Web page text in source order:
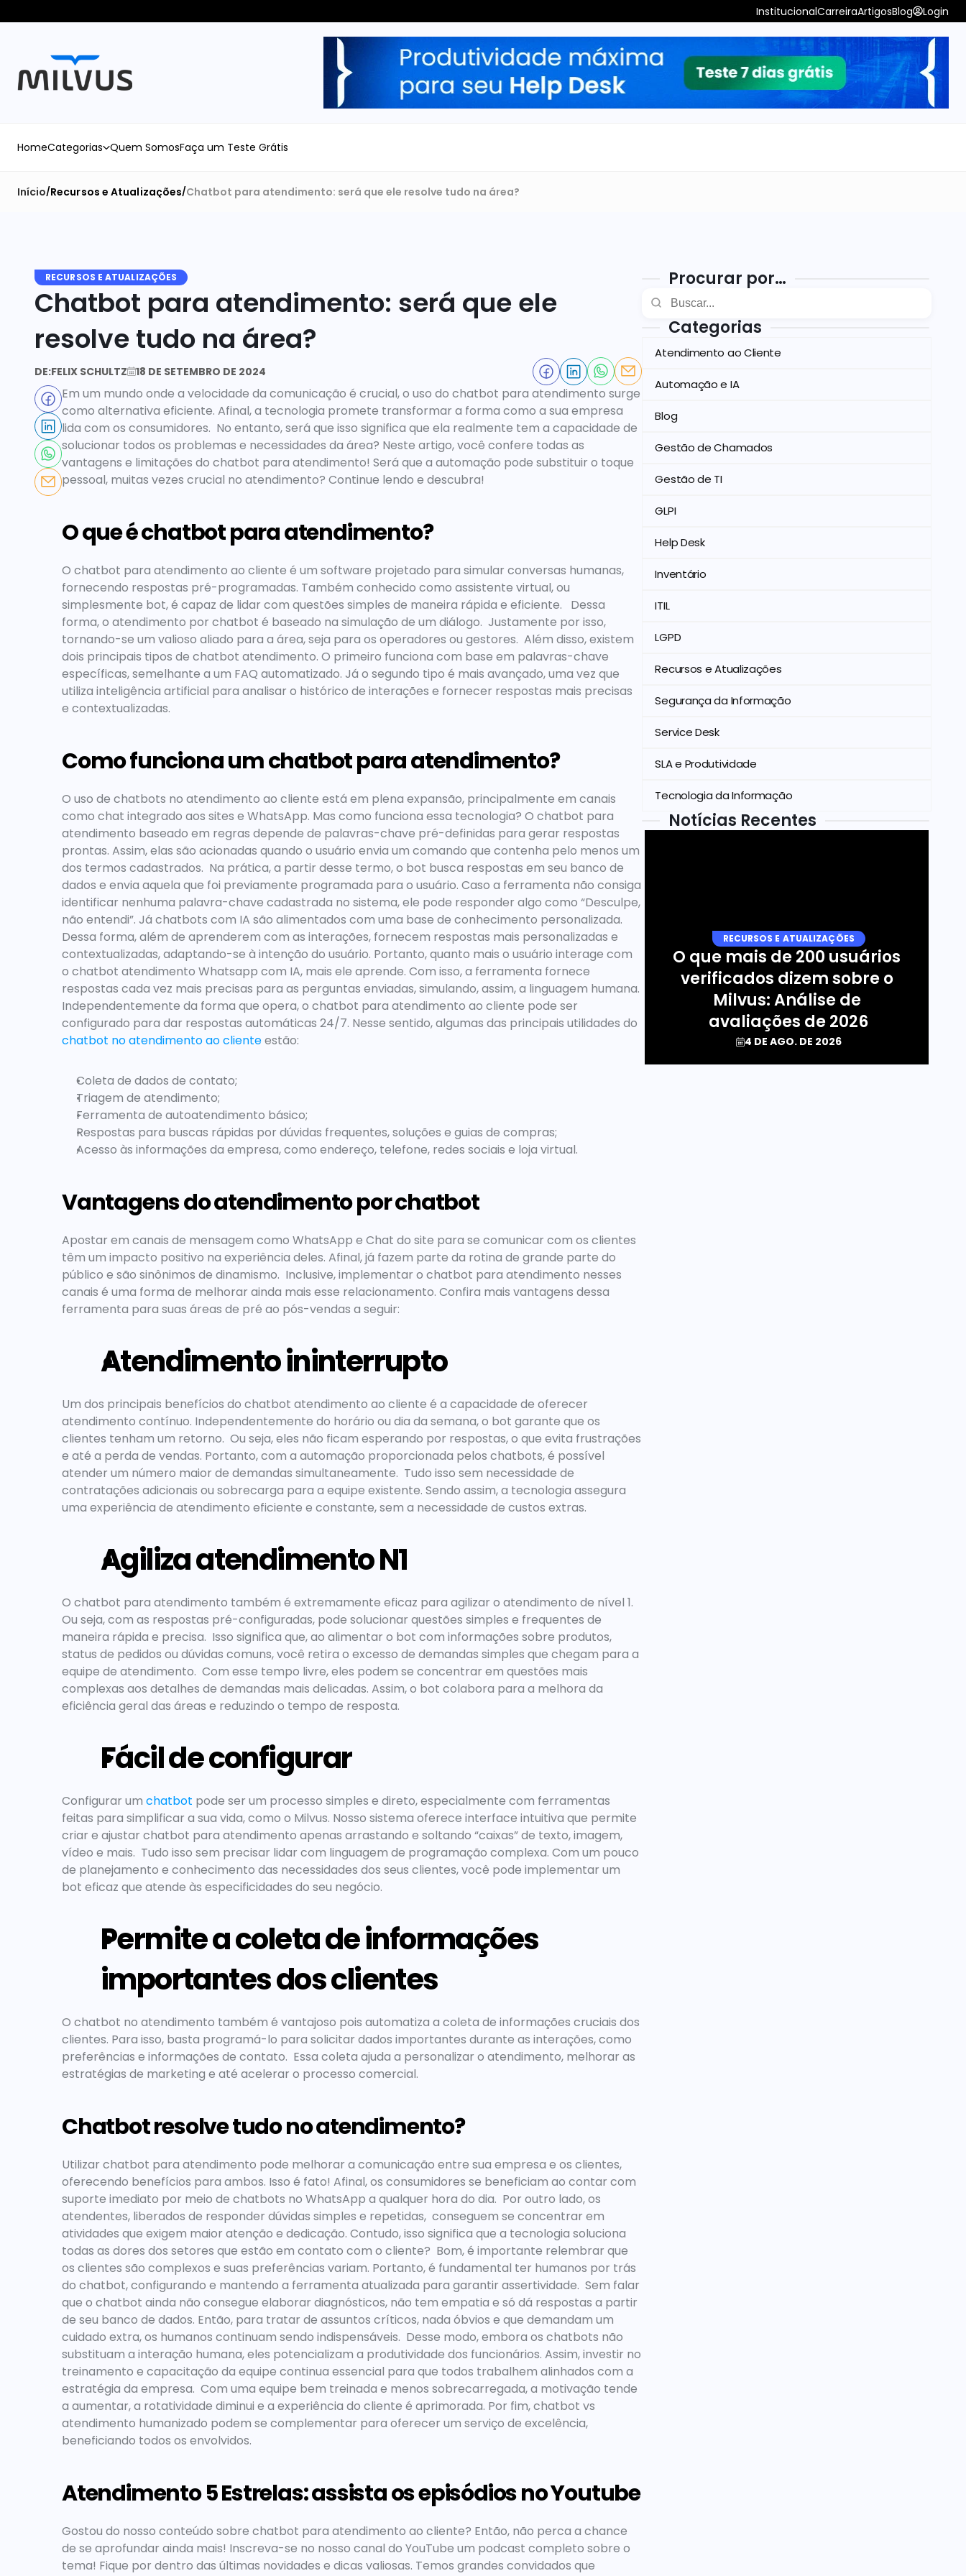
InstitucionalCarreiraArtigosBlog Login
HomeCategorias Quem SomosFaça um Teste Grátis
Início/Recursos e Atualizações/Chatbot para atendimento: será que ele resolve tudo na área?
RECURSOS E ATUALIZAÇÕES
Chatbot para atendimento: será que ele
resolve tudo na área?
DE:FELIX SCHULTZ 18 DE SETEMBRO DE 2024
Em um mundo onde a velocidade da comunicação é crucial, o uso do chatbot para atendimento surge
como alternativa eficiente. Afinal, a tecnologia promete transformar a forma como a sua empresa
lida com os consumidores.  No entanto, será que isso significa que ela realmente tem a capacidade de
solucionar todos os problemas e necessidades da área? Neste artigo, você confere todas as
vantagens e limitações do chatbot para atendimento! Será que a automação pode substituir o toque
pessoal, muitas vezes crucial no atendimento? Continue lendo e descubra!
O que é chatbot para atendimento?
O chatbot para atendimento ao cliente é um software projetado para simular conversas humanas,
fornecendo respostas pré-programadas. Também conhecido como assistente virtual, ou
simplesmente bot, é capaz de lidar com questões simples de maneira rápida e eficiente.   Dessa
forma, o atendimento por chatbot é baseado na simulação de um diálogo.  Justamente por isso,
tornando-se um valioso aliado para a área, seja para os operadores ou gestores.  Além disso, existem
dois principais tipos de chatbot atendimento. O primeiro funciona com base em palavras-chave
específicas, semelhante a um FAQ automatizado. Já o segundo tipo é mais avançado, uma vez que
utiliza inteligência artificial para analisar o histórico de interações e fornecer respostas mais precisas
e contextualizadas.
Como funciona um chatbot para atendimento?
O uso de chatbots no atendimento ao cliente está em plena expansão, principalmente em canais
como chat integrado aos sites e WhatsApp. Mas como funciona essa tecnologia? O chatbot para
atendimento baseado em regras depende de palavras-chave pré-definidas para gerar respostas
prontas. Assim, elas são acionadas quando o usuário envia um comando que contenha pelo menos um
dos termos cadastrados.  Na prática, a partir desse termo, o bot busca respostas em seu banco de
dados e envia aquela que foi previamente programada para o usuário. Caso a ferramenta não consiga
identificar nenhuma palavra-chave cadastrada no sistema, ele pode responder algo como “Desculpe,
não entendi”. Já chatbots com IA são alimentados com uma base de conhecimento personalizada.
Dessa forma, além de aprenderem com as interações, fornecem respostas mais personalizadas e
contextualizadas, adaptando-se à intenção do usuário. Portanto, quanto mais o usuário interage com
o chatbot atendimento Whatsapp com IA, mais ele aprende. Com isso, a ferramenta fornece
respostas cada vez mais precisas para as perguntas enviadas, simulando, assim, a linguagem humana.
Independentemente da forma que opera, o chatbot para atendimento ao cliente pode ser
chatbot no atendimento ao cliente estão:
Coleta de dados de contato;
Triagem de atendimento;
Ferramenta de autoatendimento básico;
Respostas para buscas rápidas por dúvidas frequentes, soluções e guias de compras;
Acesso às informações da empresa, como endereço, telefone, redes sociais e loja virtual.
Vantagens do atendimento por chatbot
Apostar em canais de mensagem como WhatsApp e Chat do site para se comunicar com os clientes
têm um impacto positivo na experiência deles. Afinal, já fazem parte da rotina de grande parte do
público e são sinônimos de dinamismo.  Inclusive, implementar o chatbot para atendimento nesses
canais é uma forma de melhorar ainda mais esse relacionamento. Confira mais vantagens dessa
ferramenta para suas áreas de pré ao pós-vendas a seguir:
Atendimento ininterrupto
Um dos principais benefícios do chatbot atendimento ao cliente é a capacidade de oferecer
atendimento contínuo. Independentemente do horário ou dia da semana, o bot garante que os
clientes tenham um retorno.  Ou seja, eles não ficam esperando por respostas, o que evita frustrações
e até a perda de vendas. Portanto, com a automação proporcionada pelos chatbots, é possível
atender um número maior de demandas simultaneamente.  Tudo isso sem necessidade de
contratações adicionais ou sobrecarga para a equipe existente. Sendo assim, a tecnologia assegura
uma experiência de atendimento eficiente e constante, sem a necessidade de custos extras.
Agiliza atendimento N1
O chatbot para atendimento também é extremamente eficaz para agilizar o atendimento de nível 1.
Ou seja, com as respostas pré-configuradas, pode solucionar questões simples e frequentes de
maneira rápida e precisa.  Isso significa que, ao alimentar o bot com informações sobre produtos,
status de pedidos ou dúvidas comuns, você retira o excesso de demandas simples que chegam para a
equipe de atendimento.  Com esse tempo livre, eles podem se concentrar em questões mais
complexas aos detalhes de demandas mais delicadas. Assim, o bot colabora para a melhora da
eficiência geral das áreas e reduzindo o tempo de resposta.
Fácil de configurar
Configurar um chatbot pode ser um processo simples e direto, especialmente com ferramentas
feitas para simplificar a sua vida, como o Milvus. Nosso sistema oferece interface intuitiva que permite
criar e ajustar chatbot para atendimento apenas arrastando e soltando “caixas” de texto, imagem,
vídeo e mais.  Tudo isso sem precisar lidar com linguagem de programação complexa. Com um pouco
de planejamento e conhecimento das necessidades dos seus clientes, você pode implementar um
bot eficaz que atende às especificidades do seu negócio.
Permite a coleta de informações
importantes dos clientes
O chatbot no atendimento também é vantajoso pois automatiza a coleta de informações cruciais dos
clientes. Para isso, basta programá-lo para solicitar dados importantes durante as interações, como
preferências e informações de contato.  Essa coleta ajuda a personalizar o atendimento, melhorar as
estratégias de marketing e até acelerar o processo comercial.
Chatbot resolve tudo no atendimento?
Utilizar chatbot para atendimento pode melhorar a comunicação entre sua empresa e os clientes,
oferecendo benefícios para ambos. Isso é fato! Afinal, os consumidores se beneficiam ao contar com
suporte imediato por meio de chatbots no WhatsApp a qualquer hora do dia.  Por outro lado, os
atendentes, liberados de responder dúvidas simples e repetidas,  conseguem se concentrar em
atividades que exigem maior atenção e dedicação. Contudo, isso significa que a tecnologia soluciona
todas as dores dos setores que estão em contato com o cliente?  Bom, é importante relembrar que
os clientes são complexos e suas preferências variam. Portanto, é fundamental ter humanos por trás
do chatbot, configurando e mantendo a ferramenta atualizada para garantir assertividade.  Sem falar
que o chatbot ainda não consegue elaborar diagnósticos, não tem empatia e só dá respostas a partir
de seu banco de dados. Então, para tratar de assuntos críticos, nada óbvios e que demandam um
cuidado extra, os humanos continuam sendo indispensáveis.  Desse modo, embora os chatbots não
substituam a interação humana, eles potencializam a produtividade dos funcionários. Assim, investir no
treinamento e capacitação da equipe continua essencial para que todos trabalhem alinhados com a
estratégia da empresa.  Com uma equipe bem treinada e menos sobrecarregada, a motivação tende
a aumentar, a rotatividade diminui e a experiência do cliente é aprimorada. Por fim, chatbot vs
atendimento humanizado podem se complementar para oferecer um serviço de excelência,
beneficiando todos os envolvidos.
Atendimento 5 Estrelas: assista os episódios no Youtube
Gostou do nosso conteúdo sobre chatbot para atendimento ao cliente? Então, não perca a chance
de se aprofundar ainda mais! Inscreva-se no nosso canal do YouTube um podcast completo sobre o
tema! Fique por dentro das últimas novidades e dicas valiosas. Temos grandes convidados que
Procurar por…
Categorias
Atendimento ao Cliente
Automação e IA
Blog
Gestão de Chamados
Gestão de TI
GLPI
Help Desk
Inventário
ITIL
LGPD
Recursos e Atualizações
Segurança da Informação
Service Desk
SLA e Produtividade
Tecnologia da Informação
Notícias Recentes
RECURSOS E ATUALIZAÇÕES
O que mais de 200 usuários
verificados dizem sobre o
Milvus: Análise de
avaliações de 2026
4 DE AGO. DE 2026